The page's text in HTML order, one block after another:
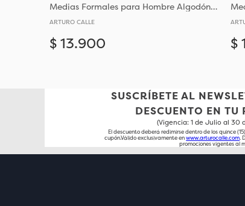
Medias Formales para Hombre Algodón y Poliéster
ARTURO CALLE
$ 13.900 $
SUSCRÍBETE AL
DESCUENTO EN
(Vigencia: 1 de Julio al 30
El descuento deberá redimirse dentro de los quince
cupón.Válido exclusivamente enwww.arturocalle.com.
promociones vigentes al